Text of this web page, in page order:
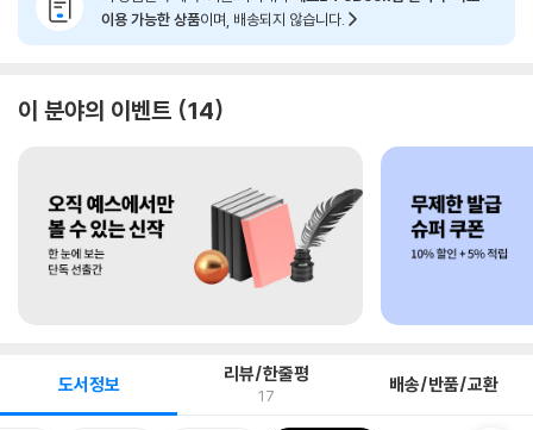
이용 가능한 상품이며, 배송되지 않습니다.
이 분야의 이벤트 14
도서정보 리뷰/한줄평
17 배송/반품/교환